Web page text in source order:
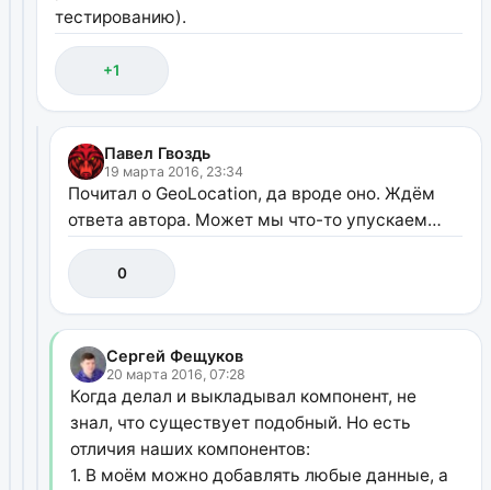
тестированию).
+1
Павел Гвоздь
19 марта 2016, 23:34
Почитал о GeoLocation, да вроде оно. Ждём
ответа автора. Может мы что-то упускаем…
0
Сергей Фещуков
20 марта 2016, 07:28
Когда делал и выкладывал компонент, не
знал, что существует подобный. Но есть
отличия наших компонентов:
1. В моём можно добавлять любые данные, а